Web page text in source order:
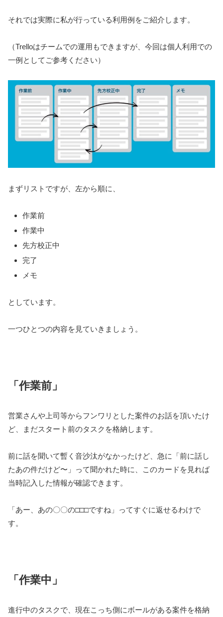
それでは実際に私が行っている利用例をご紹介します。
（Trelloはチームでの運用もできますが、今回は個人利用での
一例としてご参考ください）
まずリストですが、左から順に、
作業前
作業中
先方校正中
完了
メモ
としています。
一つひとつの内容を見ていきましょう。
「作業前」
営業さんや上司等からフンワリとした案件のお話を頂いたけ
ど、まだスタート前のタスクを格納します。
前に話を聞いて暫く音沙汰がなかったけど、急に「前に話し
たあの件だけど〜」って聞かれた時に、このカードを見れば
当時記入した情報が確認できます。
「あー、あの〇〇の□□□ですね」ってすぐに返せるわけで
す。
「作業中」
進行中のタスクで、現在こっち側にボールがある案件を格納